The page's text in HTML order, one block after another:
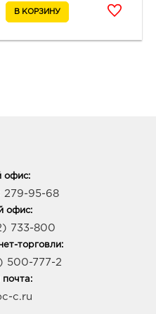
офис:
279-95-68
офис:
733-800
торговли:
500-777-2
c.ru